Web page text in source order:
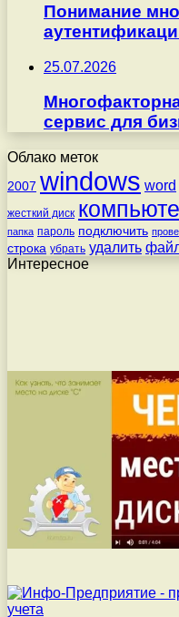
Понимание
25.07.2026
сервис для
Облако меток
2007 windows word
жесткий диск
папка пароль подключить
строка убрать удалить
Интересное